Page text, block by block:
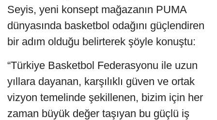
Seyis, yeni konsept mağazanın PUMA
dünyasında basketbol odağını güçlendiren
bir adım olduğu belirterek şöyle konuştu:
“Türkiye Basketbol Federasyonu ile uzun
yıllara dayanan, karşılıklı güven ve ortak
vizyon temelinde şekillenen, bizim için her
zaman büyük değer taşıyan bu güçlü iş